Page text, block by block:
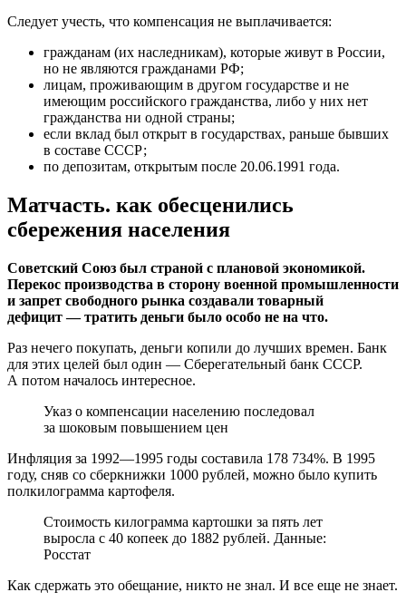
Следует учесть, что компенсация не выплачивается:
гражданам (их наследникам), которые живут в России,
но не являются гражданами РФ;
лицам, проживающим в другом государстве и не
имеющим российского гражданства, либо у них нет
гражданства ни одной страны;
если вклад был открыт в государствах, раньше бывших
в составе СССР;
по депозитам, открытым после 20.06.1991 года.
Матчасть. как обесценились
сбережения населения
Советский Союз был страной с плановой экономикой.
Перекос производства в сторону военной промышленности
и запрет свободного рынка создавали товарный
дефицит — тратить деньги было особо не на что.
Раз нечего покупать, деньги копили до лучших времен. Банк
для этих целей был один — Сберегательный банк СССР.
А потом началось интересное.
Указ о компенсации населению последовал
за шоковым повышением цен
Инфляция за 1992—1995 годы составила 178 734%. В 1995
году, сняв со сберкнижки 1000 рублей, можно было купить
полкилограмма картофеля.
Стоимость килограмма картошки за пять лет
выросла с 40 копеек до 1882 рублей. Данные:
Росстат
Как сдержать это обещание, никто не знал. И все еще не знает.